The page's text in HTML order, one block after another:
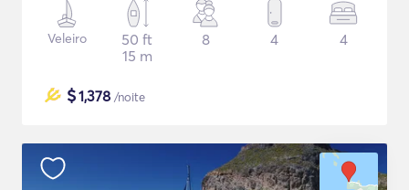
Veleiro
50 ft
15 m
8 4 4
$1,378 /noite